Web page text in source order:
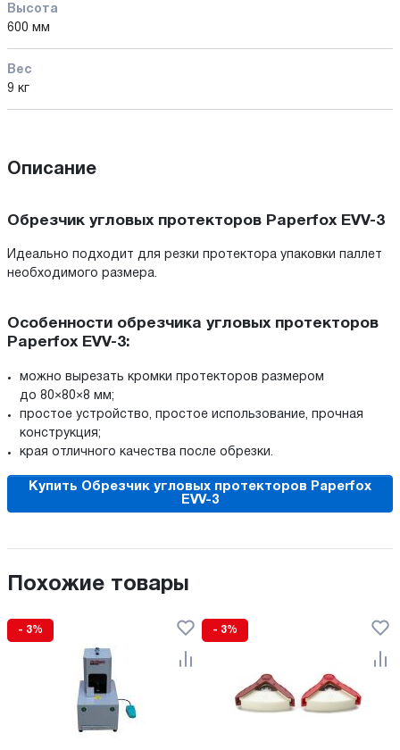
Высота
600 мм
Вес
9 кг
Описание
Обрезчик угловых протекторов Paperfox EVV-3
Идеально подходит для резки протектора упаковки паллет
необходимого размера.
Особенности обрезчика угловых протекторов
Paperfox EVV-3:
можно вырезать кромки протекторов размером
до 80×80×8 мм;
простое устройство, простое использование, прочная
конструкция;
края отличного качества после обрезки.
Купить Обрезчик угловых протекторов Paperfox
EVV-3
Похожие товары
- 3% - 3%